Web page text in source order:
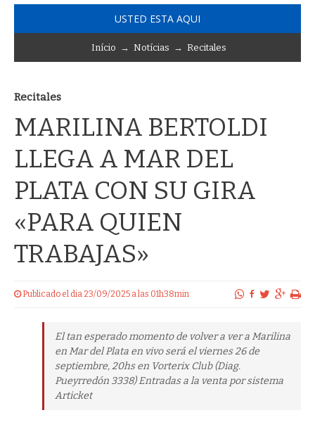
USTED ESTA AQUI
Início → Notícias → Recitales
Recitales
MARILINA BERTOLDI
LLEGA A MAR DEL
PLATA CON SU GIRA
«PARA QUIEN
TRABAJAS»
Publicado el dia 23/09/2025 a las 01h38min
El tan esperado momento de volver a ver a Marilina
en Mar del Plata en vivo será el viernes 26 de
septiembre, 20hs en Vorterix Club (Diag.
Pueyrredón 3338) Entradas a la venta por sistema
Articket